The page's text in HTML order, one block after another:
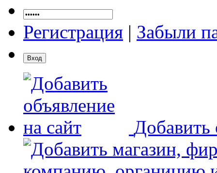
Регистрация | Забыли
Добавить